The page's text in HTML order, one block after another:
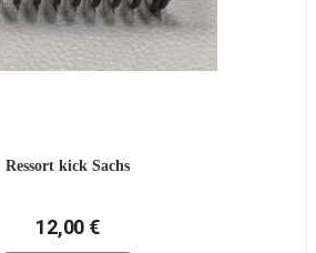
Ressort kick Sachs
12,00 €